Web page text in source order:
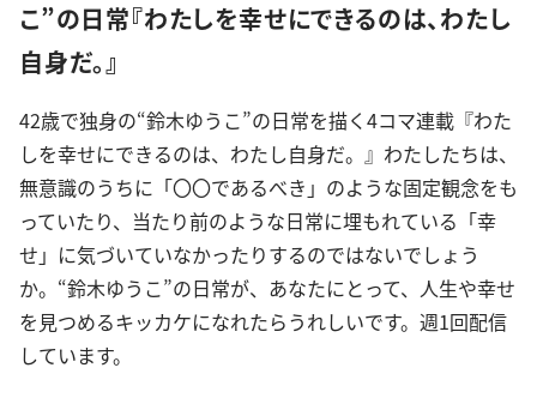
こ”の日常『わたしを幸せにできるのは、わたし
自身だ。』
42歳で独身の“鈴木ゆうこ”の日常を描く4コマ連載『わた
しを幸せにできるのは、わたし自身だ。』わたしたちは、
無意識のうちに「〇〇であるべき」のような固定観念をも
っていたり、当たり前のような日常に埋もれている「幸
せ」に気づいていなかったりするのではないでしょう
か。“鈴木ゆうこ”の日常が、あなたにとって、人生や幸せ
を見つめるキッカケになれたらうれしいです。週1回配信
しています。